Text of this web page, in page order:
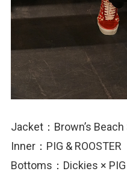
Jacket：Brown’s Beach
Inner：PIG & ROOSTER
Bottoms：Dickies × PIG